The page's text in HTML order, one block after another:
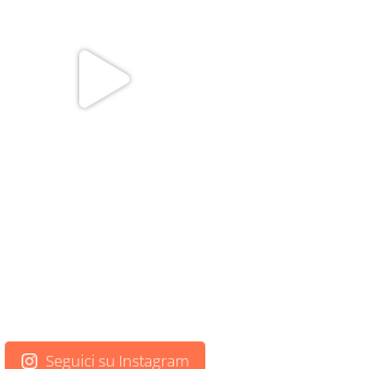
Seguici su Instagram